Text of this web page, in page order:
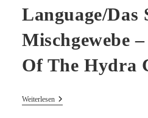
Language/Das
Mischgewebe
Of The Hydra
WeiterlesenTibetan